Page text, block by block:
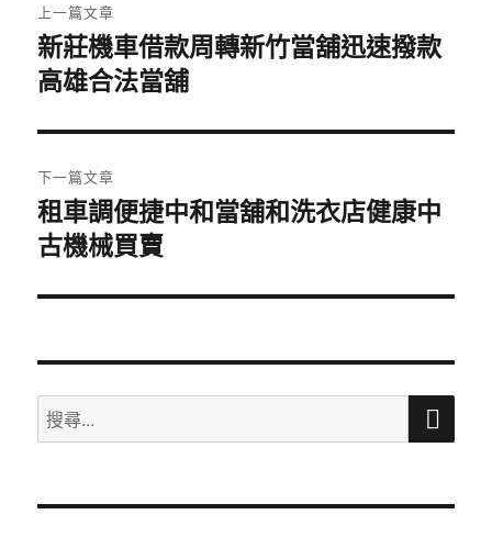
章
導
覽
上一篇文章
上
一
文
章:
新莊機車借款周轉新竹當舖迅速撥款
高雄合法當舖
下一篇文章
下
一
文
租車調便捷中和當舖和洗衣店健康中
古機械買賣
搜
尋
鍵
搜